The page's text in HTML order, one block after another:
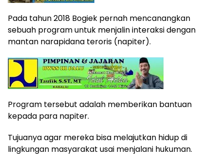
Pada tahun 2018 Bogiek pernah mencanangkan
sebuah program untuk menjalin interaksi dengan
mantan narapidana teroris (napiter).
Program tersebut adalah memberikan bantuan
kepada para napiter.
Tujuanya agar mereka bisa melajutkan hidup di
lingkungan masyarakat usai menjalani hukuman.